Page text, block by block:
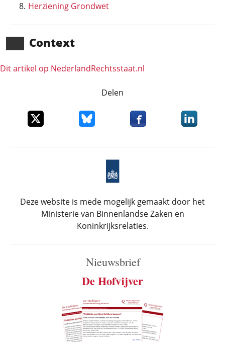
Herziening Grondwet
Context
Dit artikel op NederlandRechts­staat.nl
Delen
Deel dit item op XDeel dit item op Bluesky
Deel dit item opDeel dit
Deze website is mede mogelijk gemaakt door het
Ministerie van Binnenlandse Zaken en
Koninkrijksrelaties.
Nieuwsbrief
De Hofvijver